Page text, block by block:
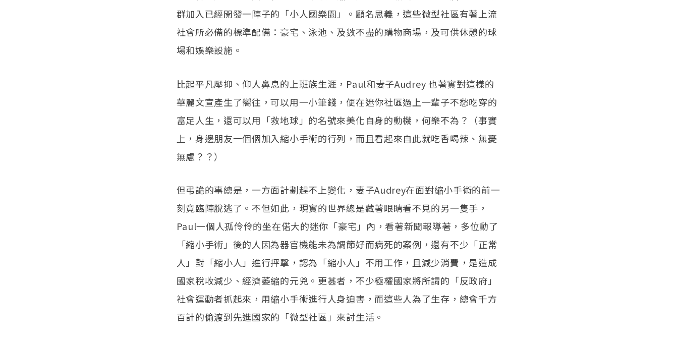
群加入已經開發一陣子的「小人國樂園」。顧名思義，這些微型社區有著上流
社會所必備的標準配備：豪宅、泳池、及數不盡的購物商場，及可供休憩的球
場和娛樂設施。
比起平凡壓抑、仰人鼻息的上班族生涯，Paul和妻子Audrey 也著實對這樣的
華麗文宣產生了嚮往，可以用一小筆錢，便在迷你社區過上一輩子不愁吃穿的
富足人生，還可以用「救地球」的名號來美化自身的動機，何樂不為？（事實
上，身邊朋友一個個加入縮小手術的行列，而且看起來自此就吃香喝辣、無憂
無慮？？）
但弔詭的事總是，一方面計劃趕不上變化，妻子Audrey在面對縮小手術的前一
刻竟臨陣脫逃了。不但如此，現實的世界總是藏著眼睛看不見的另一隻手，
Paul一個人孤伶伶的坐在偌大的迷你「豪宅」內，看著新聞報導著，多位動了
「縮小手術」後的人因為器官機能未為調節好而病死的案例，還有不少「正常
人」對「縮小人」進行抨擊，認為「縮小人」不用工作，且減少消費，是造成
國家稅收減少、經濟萎縮的元兇。更甚者，不少極權國家將所謂的「反政府」
社會運動者抓起來，用縮小手術進行人身迫害，而這些人為了生存，總會千方
百計的偷渡到先進國家的「微型社區」來討生活。